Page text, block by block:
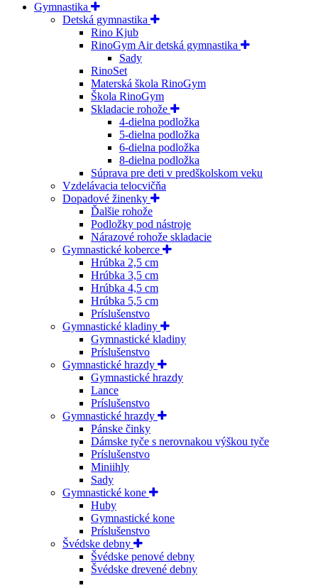
Gymnastika
Detská gymnastika
Rino Kjub
RinoGym Air detská gymnastika
Sady
RinoSet
Materská škola RinoGym
Škola RinoGym
Skladacie rohože
4-dielna podložka
5-dielna podložka
6-dielna podložka
8-dielna podložka
Súprava pre deti v predškolskom veku
Vzdelávacia telocvičňa
Dopadové žinenky
Ďalšie rohože
Podložky pod nástroje
Nárazové rohože skladacie
Gymnastické koberce
Hrúbka 2,5 cm
Hrúbka 3,5 cm
Hrúbka 4,5 cm
Hrúbka 5,5 cm
Príslušenstvo
Gymnastické kladiny
Gymnastické kladiny
Príslušenstvo
Gymnastické hrazdy
Gymnastické hrazdy
Lance
Príslušenstvo
Gymnastické hrazdy
Pánske činky
Dámske tyče s nerovnakou výškou tyče
Príslušenstvo
Miniihly
Sady
Gymnastické kone
Huby
Gymnastické kone
Príslušenstvo
Švédske debny
Švédske penové debny
Švédske drevené debny